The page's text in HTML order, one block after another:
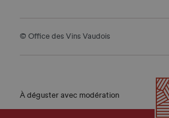
© Office des Vins Vaudois
À déguster avec modération